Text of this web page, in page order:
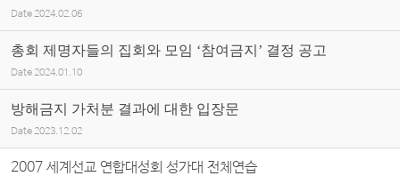
Date 2024.02.06
총회 제명자들의 집회와 모임 ‘참여금지’ 결정 공고
Date 2024.01.10
방해금지 가처분 결과에 대한 입장문
Date 2023.12.02
2007 세계선교 연합대성회 성가대 전체연습